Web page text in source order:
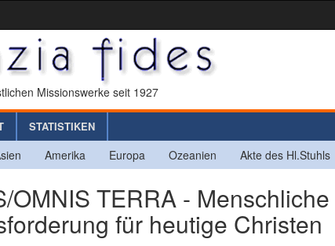
Missionswerke seit 1927
STATISTIKEN
Amerika Europa Ozeanien Akte des Hl.Stuhls
OMNIS TERRA -
für heutige Christen